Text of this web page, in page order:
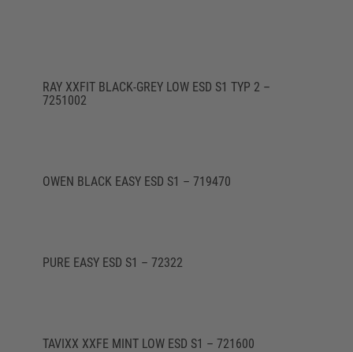
RAY XXFIT BLACK-GREY LOW ESD S1 TYP 2 –
7251002
OWEN BLACK EASY ESD S1 – 719470
PURE EASY ESD S1 – 72322
TAVIXX XXFE MINT LOW ESD S1 – 721600